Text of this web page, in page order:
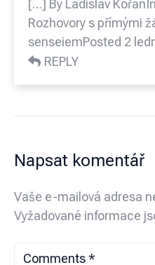
[…] By Ladislav
Rozhovory s přímými
senseiemPosted 2
REPLY
Napsat komentář
Vaše e-mailová adresa
Vyžadované informace